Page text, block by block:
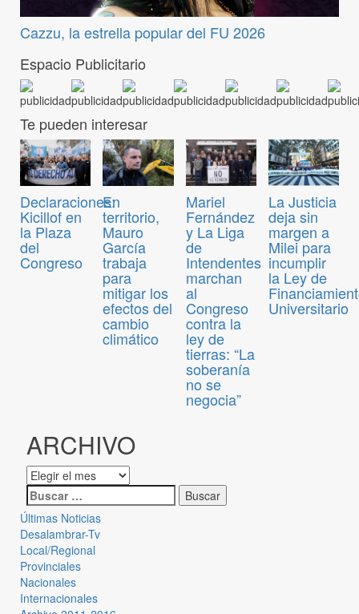
Cazzu, la estrella popular del FU 2026
Espacio Publicitario
Te pueden interesar
Declaraciones:
Kicillof en
la Plaza
del
Congreso
En
territorio,
Mauro
García
trabaja
para
mitigar los
efectos del
cambio
climático
Mariel
Fernández
y La Liga
de
Intendentes
marchan
al
Congreso
contra la
ley de
tierras: “La
soberanía
no se
negocia”
La Justicia
deja sin
margen a
Milei para
incumplir
la Ley de
Universitario
ARCHIVO
Últimas Noticias
Desalambrar-Tv
Local/Regional
Provinciales
Nacionales
Internacionales